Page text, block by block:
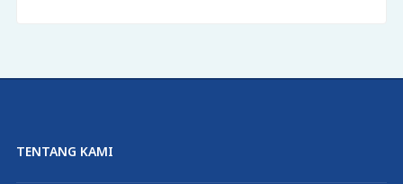
TENTANG KAMI